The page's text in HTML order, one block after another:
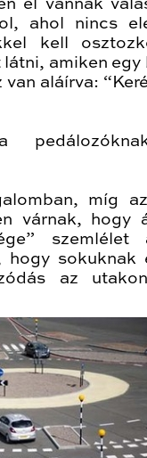
el vannak
ahol nincs
kell
amiken egy
aláírva:
míg
várnak, hogy
szemlélet
hogy sokuknak
az